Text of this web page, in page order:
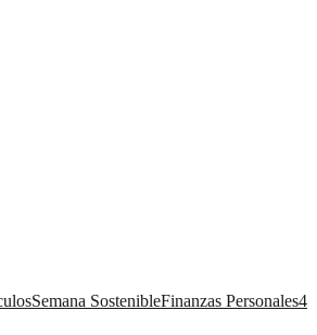
Semana SostenibleFinanzas Personales4